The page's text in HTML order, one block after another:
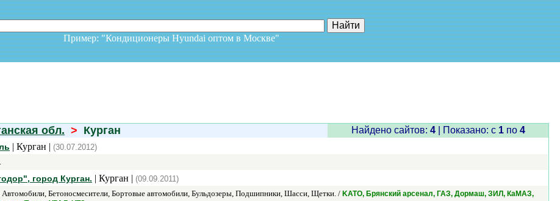
Пример: "Кондиционеры Hyundai оптом в Москве"
обл. > Курган Найдено сайтов: 4| Показано: c 1по 4
| Курган | (30.07.2012)
город Курган. | Курган | (09.09.2011)
Автомобили, Бетоносмесители, Бортовые автомобили, Бульдозеры, Подшипники, Шасси, Щетки. / KATO, Брянский арсенал, ГАЗ, Дормаш, ЗИЛ, КаМАЗ,